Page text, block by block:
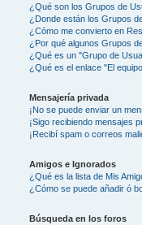
¿Qué son los Grupos de
¿Donde están los Grupos
¿Cómo me convierto en
¿Por qué algunos Grupos
¿Qué es un "Grupo de
¿Qué es el enlace "El
Mensajería privada
¡No se puede enviar un
¡Sigo recibiendo mensajes
¡Recibí spam o correos
Amigos e Ignorados
¿Qué es la lista de Mis
¿Cómo se puede añadir ó
Búsqueda en los foros